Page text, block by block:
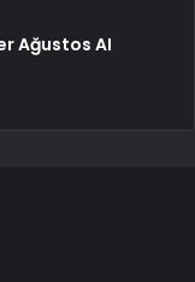
Ağustos AI